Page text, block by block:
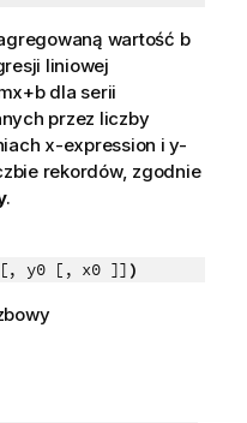
wartość b
liniowej
dla serii
przez liczby
x-expression iy-
rekordów, zgodnie
.
y0 [, x0 ]] )